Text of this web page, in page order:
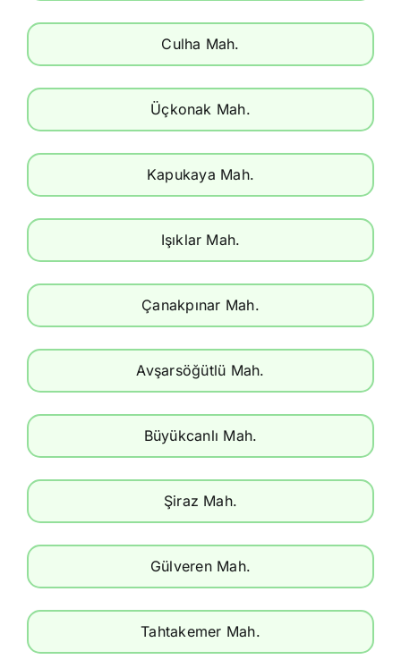
Culha Mah.
Üçkonak Mah.
Kapukaya Mah.
Işıklar Mah.
Çanakpınar Mah.
Avşarsöğütlü Mah.
Büyükcanlı Mah.
Şiraz Mah.
Gülveren Mah.
Tahtakemer Mah.